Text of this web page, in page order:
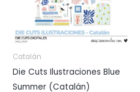
Catalán
Die Cuts Ilustraciones Blue
Summer (Catalán)